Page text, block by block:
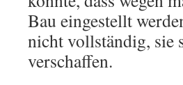
Bau eingestellt
nicht vollständig, sie
verschaffen.